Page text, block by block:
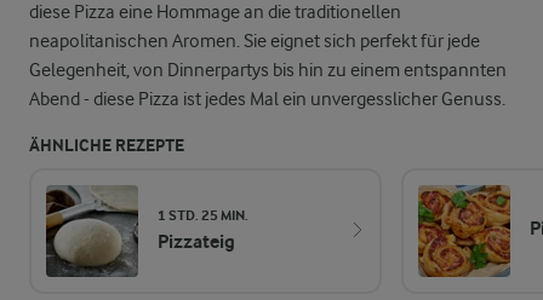
diese Pizza eine Hommage an die traditionellen
neapolitanischen Aromen. Sie eignet sich perfekt für jede
Gelegenheit, von Dinnerpartys bis hin zu einem entspannten
Abend - diese Pizza ist jedes Mal ein unvergesslicher Genuss.
ÄHNLICHE REZEPTE
1 STD. 25 MIN.
Pizzateig